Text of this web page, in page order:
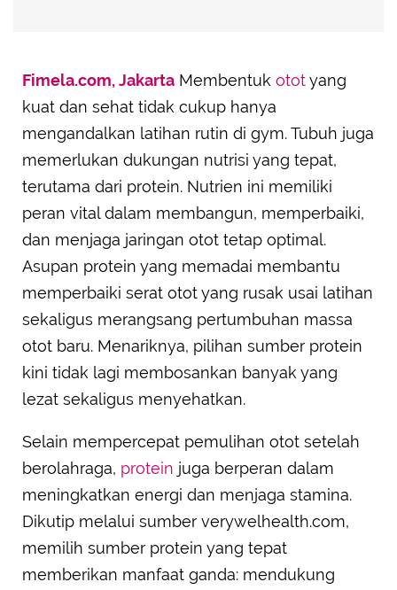
Fimela.com, Jakarta Membentuk ototyang
kuat dan sehat tidak cukup hanya
mengandalkan latihan rutin di gym. Tubuh juga
memerlukan dukungan nutrisi yang tepat,
terutama dari protein. Nutrien ini memiliki
peran vital dalam membangun, memperbaiki,
dan menjaga jaringan otot tetap optimal.
Asupan protein yang memadai membantu
memperbaiki serat otot yang rusak usai latihan
sekaligus merangsang pertumbuhan massa
otot baru. Menariknya, pilihan sumber protein
kini tidak lagi membosankan banyak yang
lezat sekaligus menyehatkan.
Selain mempercepat pemulihan otot setelah
berolahraga, protein juga berperan dalam
meningkatkan energi dan menjaga stamina.
Dikutip melalui sumber verywelhealth.com,
memilih sumber protein yang tepat
memberikan manfaat ganda: mendukung